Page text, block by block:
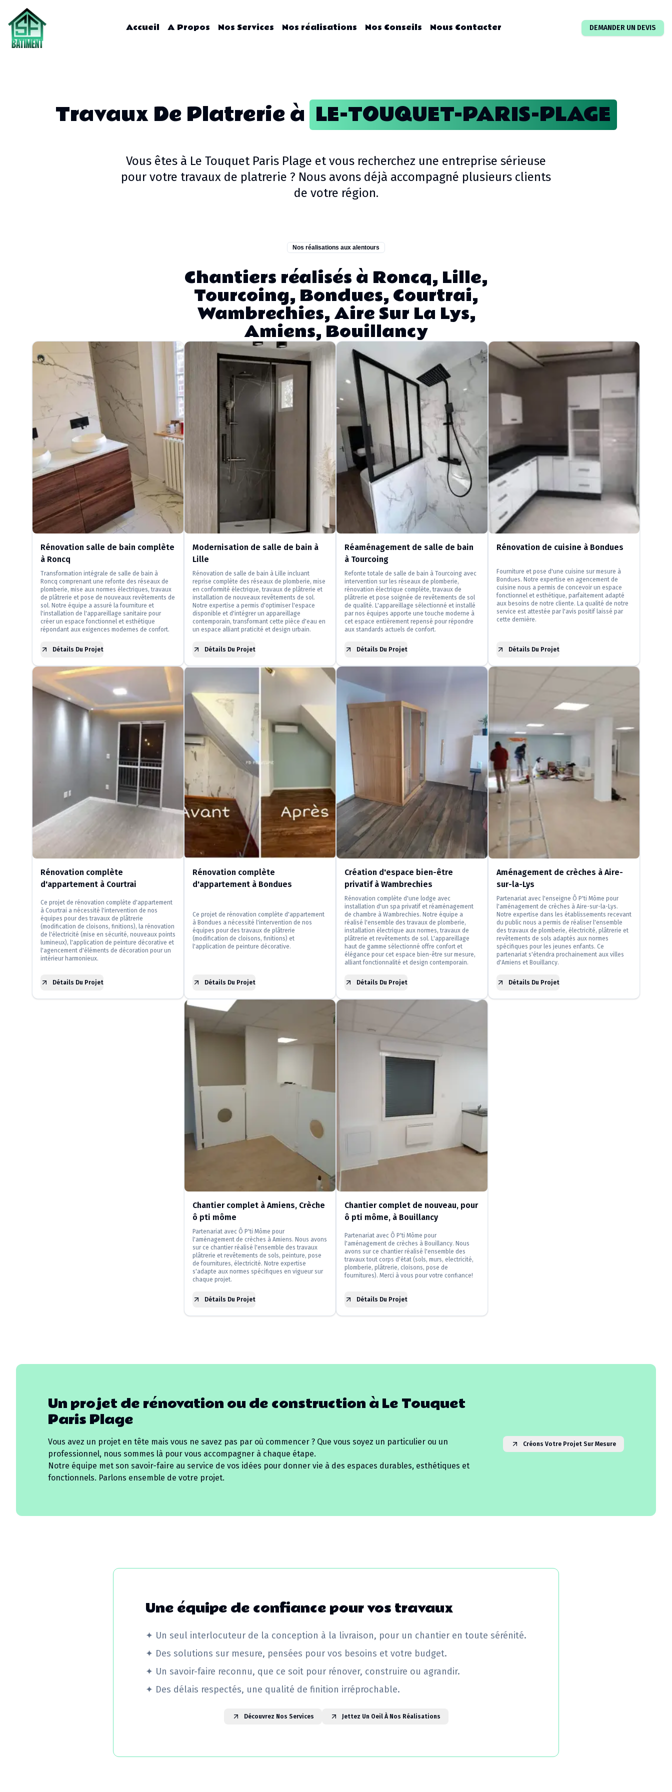
Accueil A Propos Nos Services Nos réalisations Nos Conseils Nous Contacter DEMANDER UN DEVIS
Travaux De Platrerieà LE-TOUQUET-PARIS-PLAGE
Vous êtes à Le Touquet Paris Plage et vous recherchez une entreprise sérieuse
pour votre travaux de platrerie ? Nous avons déjà accompagné plusieurs clients
de votre région.
Nos réalisations aux alentours
Chantiers réalisés à Roncq, Lille,
Tourcoing, Bondues, Courtrai,
Wambrechies, Aire Sur La Lys,
Amiens, Bouillancy
Rénovation salle de bain complète
à Roncq
Transformation intégrale de salle de bain à
Roncq comprenant une refonte des réseaux de
plomberie, mise aux normes électriques, travaux
de plâtrerie et pose de nouveaux revêtements de
sol. Notre équipe a assuré la fourniture et
l'installation de l'appareillage sanitaire pour
créer un espace fonctionnel et esthétique
répondant aux exigences modernes de confort.
Détails Du Projet
Modernisation de salle de bain à
Lille
Rénovation de salle de bain à Lille incluant
reprise complète des réseaux de plomberie, mise
en conformité électrique, travaux de plâtrerie et
installation de nouveaux revêtements de sol.
Notre expertise a permis d'optimiser l'espace
disponible et d'intégrer un appareillage
contemporain, transformant cette pièce d'eau en
un espace alliant praticité et design urbain.
Détails Du Projet
Réaménagement de salle de bain
à Tourcoing
Refonte totale de salle de bain à Tourcoing avec
intervention sur les réseaux de plomberie,
rénovation électrique complète, travaux de
plâtrerie et pose soignée de revêtements de sol
de qualité. L'appareillage sélectionné et installé
par nos équipes apporte une touche moderne à
cet espace entièrement repensé pour répondre
aux standards actuels de confort.
Détails Du Projet
Rénovation de cuisine à Bondues
Fourniture et pose d'une cuisine sur mesure à
Bondues. Notre expertise en agencement de
cuisine nous a permis de concevoir un espace
fonctionnel et esthétique, parfaitement adapté
aux besoins de notre cliente. La qualité de notre
service est attestée par l'avis positif laissé par
cette dernière.
Détails Du Projet
Rénovation complète
d'appartement à Courtrai
Ce projet de rénovation complète d'appartement
à Courtrai a nécessité l'intervention de nos
équipes pour des travaux de plâtrerie
(modification de cloisons, finitions), la rénovation
de l'électricité (mise en sécurité, nouveaux points
lumineux), l'application de peinture décorative et
l'agencement d'éléments de décoration pour un
intérieur harmonieux.
Détails Du Projet
Rénovation complète
d'appartement à Bondues
Ce projet de rénovation complète d'appartement
à Bondues a nécessité l'intervention de nos
équipes pour des travaux de plâtrerie
(modification de cloisons, finitions) et
l'application de peinture décorative.
Détails Du Projet
Création d'espace bien-être
privatif à Wambrechies
Rénovation complète d'une lodge avec
installation d'un spa privatif et réaménagement
de chambre à Wambrechies. Notre équipe a
réalisé l'ensemble des travaux de plomberie,
installation électrique aux normes, travaux de
plâtrerie et revêtements de sol. L'appareillage
haut de gamme sélectionné offre confort et
élégance pour cet espace bien-être sur mesure,
alliant fonctionnalité et design contemporain.
Détails Du Projet
Aménagement de crèches à Aire-
sur-la-Lys
Partenariat avec l'enseigne Ô P'ti Môme pour
l'aménagement de crèches à Aire-sur-la-Lys.
Notre expertise dans les établissements recevant
du public nous a permis de réaliser l'ensemble
des travaux de plomberie, électricité, plâtrerie et
revêtements de sols adaptés aux normes
spécifiques pour les jeunes enfants. Ce
partenariat s'étendra prochainement aux villes
d'Amiens et Bouillancy.
Détails Du Projet
Chantier complet à Amiens, Crèche
ô pti môme
Partenariat avec Ô P'ti Môme pour
l'aménagement de crèches à Amiens. Nous avons
sur ce chantier réalisé l'ensemble des travaux
plâtrerie et revêtements de sols, peinture, pose
de fournitures, électricité. Notre expertise
s'adapte aux normes spécifiques en vigueur sur
chaque projet.
Détails Du Projet
Chantier complet de nouveau, pour
ô pti môme, à Bouillancy
Partenariat avec Ô P'ti Môme pour
l'aménagement de crèches à Bouillancy. Nous
avons sur ce chantier réalisé l'ensemble des
travaux tout corps d'état (sols, murs, electricité,
plomberie, plâtrerie, cloisons, pose de
fournitures). Merci à vous pour votre confiance!
Détails Du Projet
Un projet de rénovation ou de construction àLe Touquet
Paris Plage
Vous avez un projet en tête mais vous ne savez pas par où commencer ? Que vous soyez un particulier ou un
professionnel, nous sommes là pour vous accompagner à chaque étape.
Notre équipe met son savoir-faire au service de vos idées pour donner vie à des espaces durables, esthétiques et
fonctionnels. Parlons ensemble de votre projet.
Créons Votre Projet Sur Mesure
Une équipe de confiance pour vos travaux
✦ Un seul interlocuteur de la conception à la livraison, pour un chantier en toute sérénité.
✦ Des solutions sur mesure, pensées pour vos besoins et votre budget.
✦ Un savoir-faire reconnu, que ce soit pour rénover, construire ou agrandir.
✦ Des délais respectés, une qualité de finition irréprochable.
Découvrez Nos Services Jettez Un Oeil À Nos Réalisations